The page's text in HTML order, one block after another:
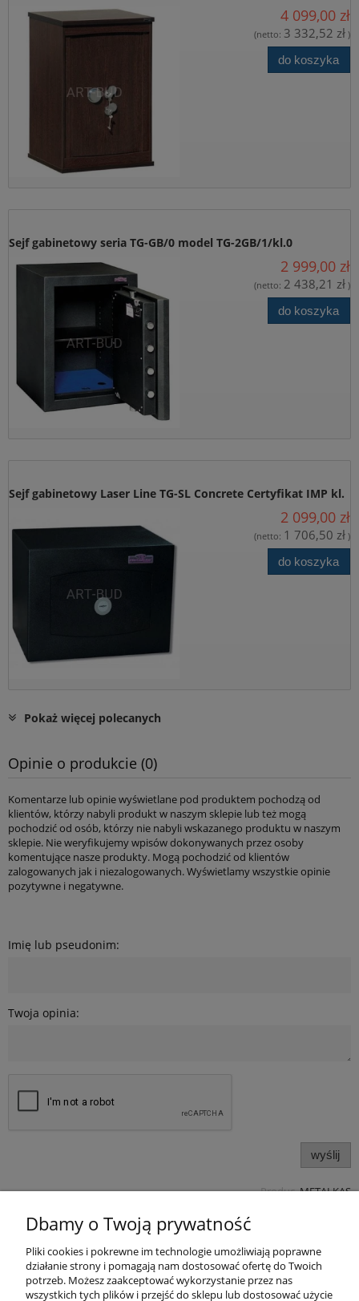
drewnianej model TG-2SL Classic-Z/kl. S1
4 099,00 zł
(netto: 3 332,52 zł )
do koszyka
Sejf gabinetowy seria TG-GB/0 model TG-2GB/1/kl.0
Certyfikat IMP kl. 0
2 999,00 zł
(netto: 2 438,21 zł )
do koszyka
Sejf gabinetowy Laser Line TG-SL Concrete Certyfikat IMP kl.
2 099,00 zł
(netto: 1 706,50 zł )
do koszyka
Pokaż więcej polecanych
Opinie o produkcie (0)
Komentarze lub opinie wyświetlane pod produktem pochodzą od
klientów, którzy nabyli produkt w naszym sklepie lub też mogą
pochodzić od osób, którzy nie nabyli wskazanego produktu w naszym
sklepie. Nie weryfikujemy wpisów dokonywanych przez osoby
komentujące nasze produkty. Mogą pochodzić od klientów
zalogowanych jak i niezalogowanych. Wyświetlamy wszystkie opinie
pozytywne i negatywne.
Imię lub pseudonim:
Twoja opinia:
wyślij
Produc.METALKAS
Pomoc
Produkty
Kategorie bloga
Dbamy o Twoją prywatność
Pliki cookies i pokrewne im technologie umożliwiają poprawne
działanie strony i pomagają nam dostosować ofertę do Twoich
potrzeb. Możesz zaakceptować wykorzystanie przez nas
wszystkich tych plików i przejść do sklepu lub dostosować użycie